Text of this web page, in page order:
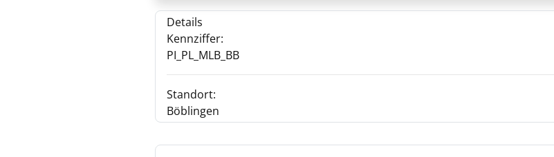
Details
Kennziffer:
PI_PL_MLB_BB
Standort:
Böblingen